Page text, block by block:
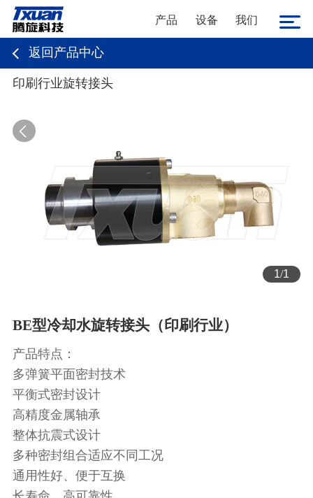
产品 设备 我们
返回产品中心
印刷行业旋转接头
1/1
BE型冷却水旋转接头（印刷行业）
产品特点：
多弹簧平面密封技术
平衡式密封设计
高精度金属轴承
整体抗震式设计
多种密封组合适应不同工况
通用性好、便于互换